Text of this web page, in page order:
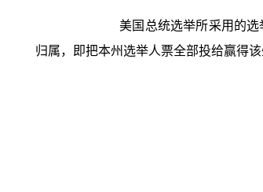
美国总统选举所采用的
归属，即把本州选举人票全部投给赢得